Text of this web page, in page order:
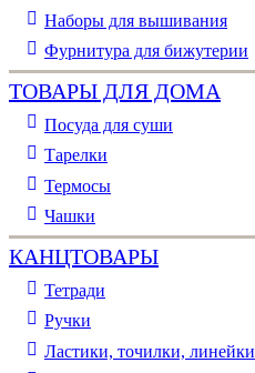
Наборы для вышивания
Фурнитура для бижутерии
ТОВАРЫ ДЛЯ ДОМА
Посуда для суши
Тарелки
Термосы
Чашки
КАНЦТОВАРЫ
Тетради
Ручки
Ластики, точилки, линейки